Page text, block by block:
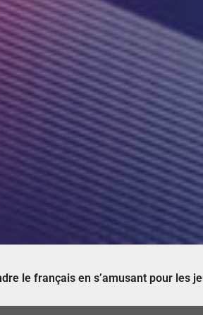
le français en s’amusant pour les